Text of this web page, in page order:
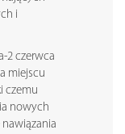
i
2 czerwca
miejscu
czemu
nowych